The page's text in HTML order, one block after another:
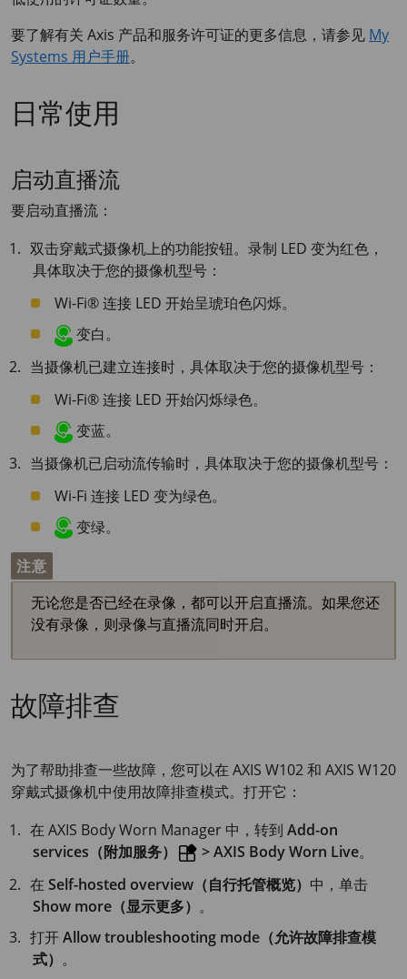
要了解有关 Axis 产品和服务许可证的更多信息，请参见 My
Systems 用户手册。
日常使用
启动直播流
要启动直播流：
双击穿戴式摄像机上的功能按钮。录制 LED 变为红色，
具体取决于您的摄像机型号：
Wi-Fi® 连接 LED 开始呈琥珀色闪烁。
变白。
当摄像机已建立连接时，具体取决于您的摄像机型号：
Wi-Fi® 连接 LED 开始闪烁绿色。
变蓝。
当摄像机已启动流传输时，具体取决于您的摄像机型号：
Wi-Fi 连接 LED 变为绿色。
变绿。
注意
无论您是否已经在录像，都可以开启直播流。如果您还
没有录像，则录像与直播流同时开启。
故障排查
为了帮助排查一些故障，您可以在 AXIS W102和 AXIS W120
穿戴式摄像机中使用故障排查模式。打开它：
在AXIS BodyWorn Manager 中，转到Add-on
services（附加服务）
> AXIS Body Worn Live。
在Self-hosted overview（自行托管概览） 中，单击
Show more（显示更多） 。
打开Allow troubleshooting mode（允许故障排查模
式） 。